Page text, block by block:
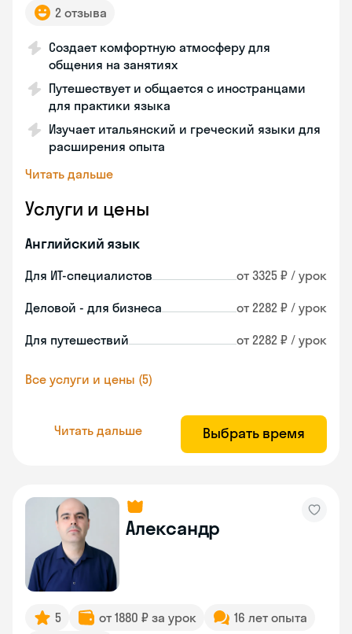
2 отзыва
Создает комфортную атмосферу для
общения на занятиях
Путешествует и общается с иностранцами
для практики языка
Изучает итальянский и греческий языки для
расширения опыта
Читать дальше
Услуги и цены
Английский язык
Для ИТ-специалистов от 3325 ₽ / урок
Деловой - для бизнеса от 2282 ₽ / урок
Для путешествий от 2282 ₽ / урок
Все услуги и цены (5)
Читать дальше Выбрать время
Александр
5 от 1880 ₽ за урок 16 лет опыта